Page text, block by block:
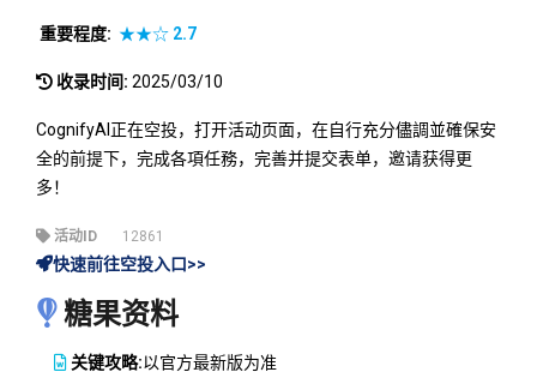
重要程度: ★★☆ 2.7
收录时间: 2025/03/10
CognifyAI正在空投，打开活动页面，在自行充分儘調並確保安
全的前提下，完成各項任務，完善并提交表单，邀请获得更
多！
活动ID 12861
快速前往空投入口>>
糖果资料
关键攻略:以官方最新版为准